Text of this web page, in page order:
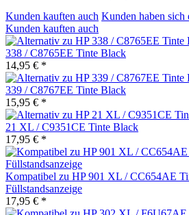
Kunden kauften auch Kunden haben sich
Kunden kauften auch
338 / C8765EE Tinte Black
14,95 € *
339 / C8767EE Tinte Black
15,95 € *
21 XL / C9351CE Tinte Black
17,95 € *
Kompatibel zu HP 901 XL / CC654AE
Füllstandsanzeige
17,95 € *